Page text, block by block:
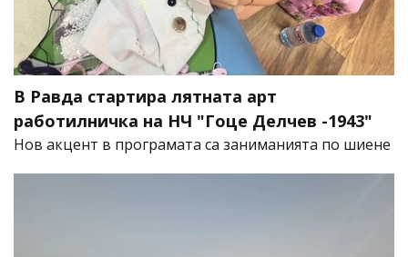
В Равда стартира лятната арт
работилничка на НЧ "Гоце Делчев -1943"
Нов акцент в програмата са заниманията по шиене